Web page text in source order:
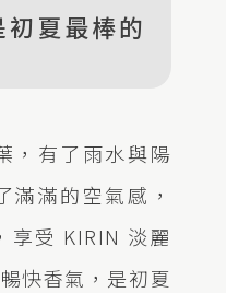
夏最棒的
，有了雨水與陽
滿滿的空氣感，
享受 KIRIN 淡麗
快香氣，是初夏